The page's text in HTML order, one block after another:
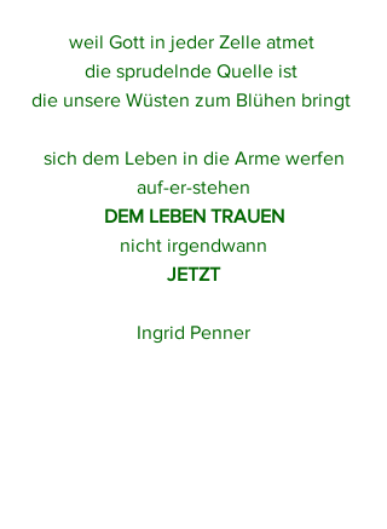
weil Gott in jeder Zelle atmet
die sprudelnde Quelle ist
die unsere Wüsten zum Blühen bringt
sich dem Leben in die Arme werfen
auf-er-stehen
DEM LEBEN TRAUEN
nicht irgendwann
JETZT
Ingrid Penner